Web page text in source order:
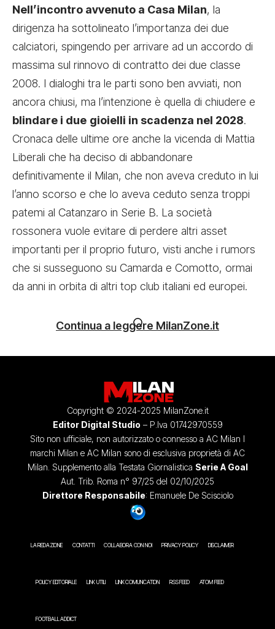
Nell’incontro avvenuto a Casa Milan, la
dirigenza ha sottolineato l’importanza dei due
calciatori, spingendo per arrivare ad un accordo di
massima sul rinnovo di contratto dei due classe
2008. I dialoghi tra le parti sono ben avviati, non
ancora chiusi, ma l’intenzione è quella di chiudere e
blindare i due gioielli in scadenza nel 2028.
Cronaca delle ultime ore anche la vicenda di Mattia
Liberali che ha deciso di abbandonare
definitivamente il Milan, che non aveva creduto in lui
l’anno scorso e che lo aveva ceduto senza troppi
patemi al Catanzaro in Serie B. La società
rossonera vuole evitare di perdere altri asset
importanti per il proprio futuro, visti anche i rumors
che si susseguono su Camarda e Comotto, ormai
da anni in orbita di altri top club italiani ed europei.
Continua a leggere MilanZone.it
Copyright © 2024-2025 MilanZone.it
Editor Digital Studio – P.Iva 01742970559
Sito non ufficiale, non autorizzato o connesso a AC Milan I
marchi Milan e AC Milan sono di esclusiva proprietà di AC
Milan. Supplemento alla Testata Giornalistica Serie A Goal
Aut. Trib. Roma n° 97/25 del 02/10/2025
Direttore Responsabile: Emanuele De Scisciolo
LA REDAZIONE CONTATTI COLLABORA CON NOI PRIVACY POLICY DISCLAIMER
POLICY EDITORIALE LINK UTILI LINK COMUNICATION RSS FEED ATOM FEED
FOOTBALL ADDICT